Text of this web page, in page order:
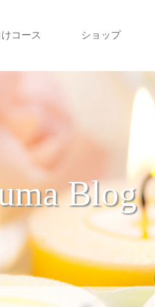
コース ショップ
Blog